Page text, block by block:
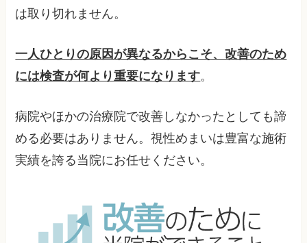
は取り切れません。
一人ひとりの原因が異なるからこそ、改善のため
には検査が何より重要になります。
病院やほかの治療院で改善しなかったとしても諦
める必要はありません。視性めまいは豊富な施術
実績を誇る当院にお任せください。